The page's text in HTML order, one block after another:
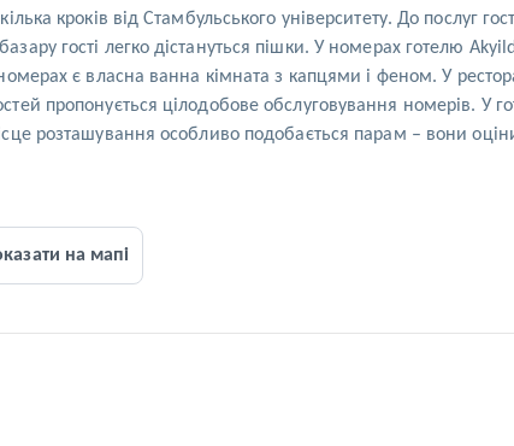
кроків від Стамбульського університету. До послуг
гості легко дістануться пішки. У номерах готелю
є власна ванна кімната з капцями і феном. У
пропонується цілодобове обслуговування номерів. У
розташування особливо подобається парам – вони
на мапі